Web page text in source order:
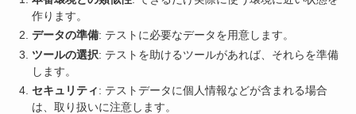
作ります。
データの準備: テストに必要なデータを用意します。
ツールの選択: テストを助けるツールがあれば、それらを準備
します。
セキュリティ: テストデータに個人情報などが含まれる場合
は、取り扱いに注意します。